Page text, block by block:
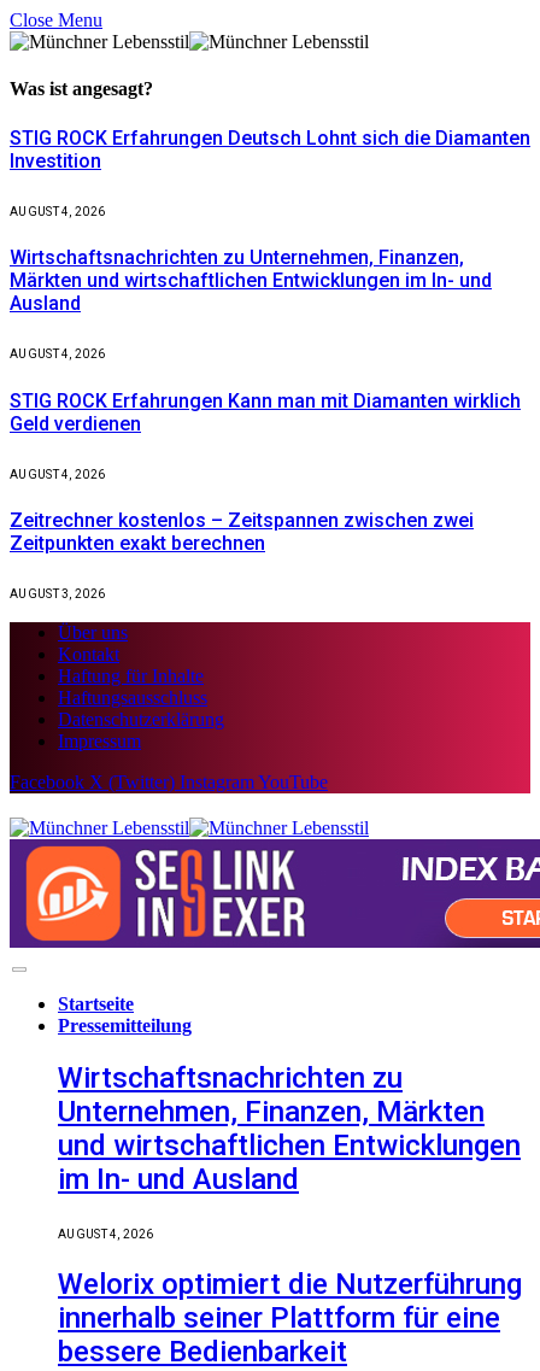
Close Menu
Was ist angesagt?
STIG ROCK Erfahrungen Deutsch Lohnt sich die Diamanten
Investition
AUGUST 4, 2026
Wirtschaftsnachrichten zu Unternehmen, Finanzen,
Märkten und wirtschaftlichen Entwicklungen im In- und
Ausland
AUGUST 4, 2026
STIG ROCK Erfahrungen Kann man mit Diamanten wirklich
Geld verdienen
AUGUST 4, 2026
Zeitrechner kostenlos – Zeitspannen zwischen zwei
Zeitpunkten exakt berechnen
AUGUST 3, 2026
Über uns
Kontakt
Haftung für Inhalte
Haftungsausschluss
Datenschutzerklärung
Impressum
Facebook X (Twitter) InstagramYouTube
Startseite
Pressemitteilung
Wirtschaftsnachrichten zu
Unternehmen, Finanzen, Märkten
und wirtschaftlichen Entwicklungen
im In- und Ausland
AUGUST 4, 2026
Welorix optimiert die Nutzerführung
innerhalb seiner Plattform für eine
bessere Bedienbarkeit